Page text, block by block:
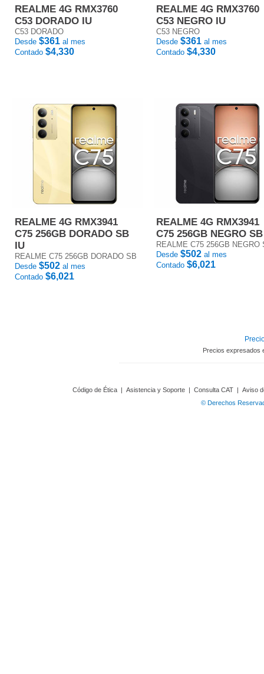
REALME 4G RMX3760
C53 DORADO IU
C53 DORADO
Desde $361 al mes
Contado $4,330
REALME 4G RMX3760
C53 NEGRO IU
C53 NEGRO
Desde $361 al mes
Contado $4,330
REALME 4G RMX3941
C75 256GB DORADO SB
IU
REALME C75 256GB DORADO SB
Desde $502 al mes
Contado $6,021
REALME 4G RMX3941
C75 256GB NEGRO
REALME C75 256GB NEGRO
Desde $502 al mes
Contado $6,021
Precios expresados
Código de Ética | Asistencia y Soporte | Consulta CAT | Aviso
© Derechos